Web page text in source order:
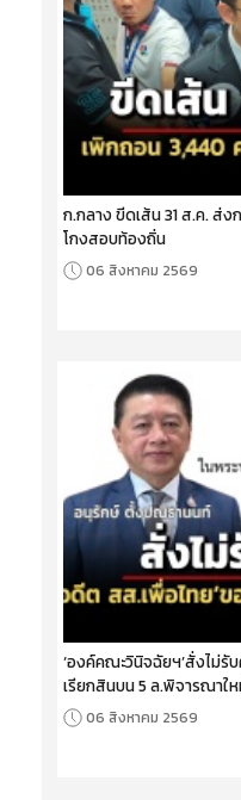
ก.กลาง ขีดเส้น 31 ส.ค. ส่
โกงสอบท้องถิ่น
06 สิงหาคม 2569
‘องค์คณะวินิจฉัยฯ’สั่งไม่รั
เรียกสินบน 5 ล.พิจารณาใ
06 สิงหาคม 2569